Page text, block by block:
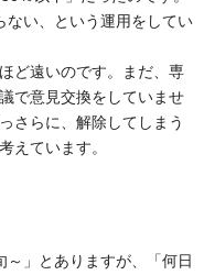
ない、という運用をしてい
ど遠いのです。まだ、専
で意見交換をしていませ
さらに、解除してしまう
えています。
」とありますが、「何日